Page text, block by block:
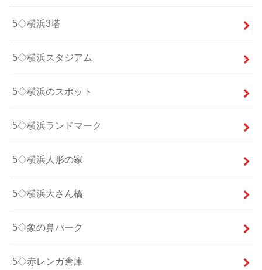
5◇横浜3塔
5◇横浜スタジアム
5◇横浜のスポット
5◇横浜ランドマーク
5◇横浜人形の家
5◇横浜大さん橋
5◇象の鼻パーク
5◇赤レンガ倉庫